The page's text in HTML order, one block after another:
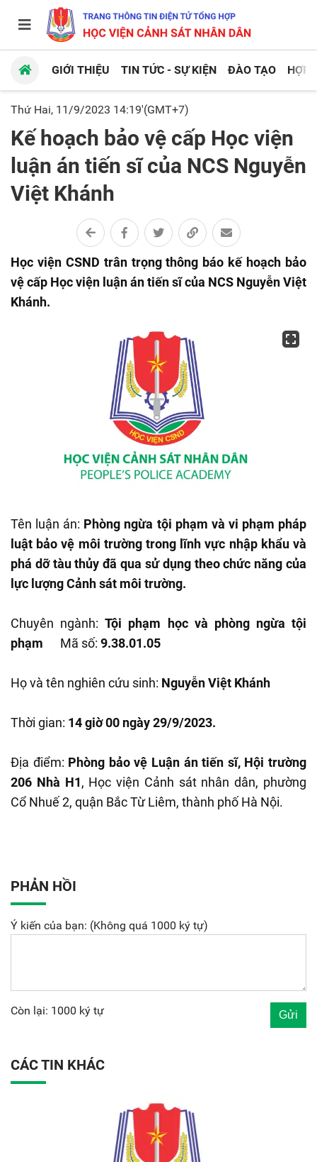
GIỚI THIỆU TIN TỨC - SỰ KIỆN ĐÀO TẠO HỢP
Thứ Hai, 11/9/2023 14:19'(GMT+7)
Kế hoạch bảo vệ cấp Học viện
luận án tiến sĩ của NCS Nguyễn
Việt Khánh
Học viện CSND trân trọng thông báo kế hoạch bảo
vệ cấp Học viện luận án tiến sĩ của NCS Nguyễn Việt
Khánh.
Tên luận án: Phòng ngừa tội phạm và vi phạm pháp
luật bảo vệ môi trường trong lĩnh vực nhập khẩu và
phá dỡ tàu thủy đã qua sử dụng theo chức năng của
lực lượng Cảnh sát môi trường.
Chuyên ngành:Tội phạm học và phòng ngừa tội
phạm
Mã số: 9.38.01.05
Họ và tên nghiên cứu sinh: Nguyễn Việt Khánh
Thời gian: 14 giờ 00 ngày 29/9/2023.
Địa điểm: Phòng bảo vệ Luận án tiến sĩ, Hội trường
206 Nhà H1, Học viện Cảnh sát nhân dân, phường
Cổ Nhuế 2, quận Bắc Từ Liêm, thành phố Hà Nội.
PHẢN HỒI
Ý kiến của bạn: (Không quá 1000 ký tự)
Còn lại: 1000 ký tự
CÁC TIN KHÁC